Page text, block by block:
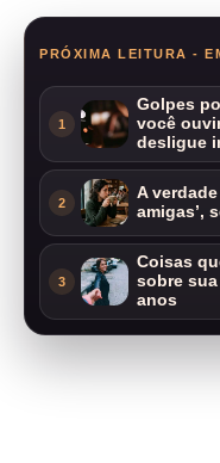
PRÓXIMA LEITURA -
1
Golpes
você
desligue
2
A
amigas’,
3
Coisas
sobre
anos